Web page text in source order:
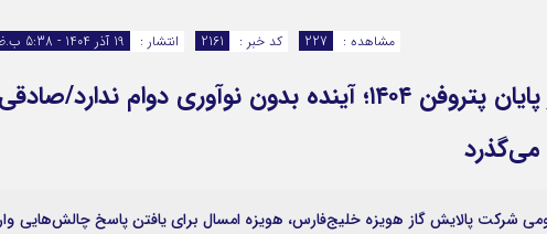
انتشار :
19 آذر 1404 - 5:38 ب.ظ کد خبر : 2161 مشاهده : 227
پیام روشن هویزه خلیج‌فارس در پایان پتروفن ۱۴۰۴؛ آینده بدون نوآوری دوام ندارد/
می‌گذرد
شرکت پالایش گاز هویزه خلیج‌فارس، هویزه امسال برای یافتن پاسخ چالش‌هایی